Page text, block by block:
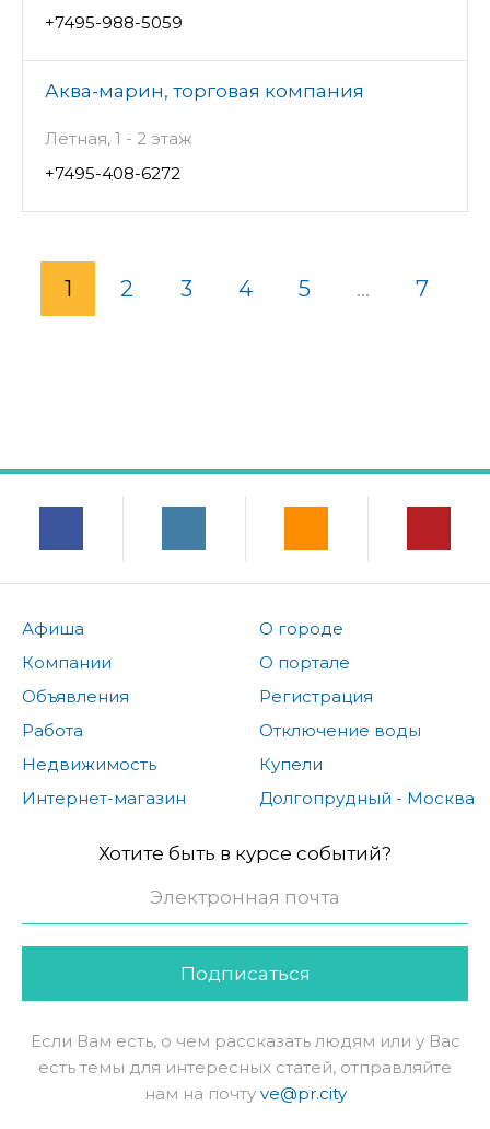
+7495-988-5059
Аква-марин, торговая компания
Лётная, 1 - 2 этаж
+7495-408-6272
1 2 3 4 5 ... 7
Афиша
Компании
Объявления
Работа
Недвижимость
Интернет-магазин
О городе
О портале
Регистрация
Отключение воды
Купели
Долгопрудный - Москва
Хотите быть в курсе событий?
Подписаться
Если Вам есть, о чем рассказать людям или у Вас
есть темы для интересных статей, отправляйте
нам на почту ve@pr.city